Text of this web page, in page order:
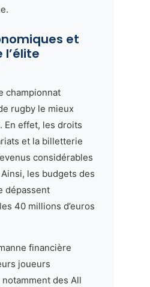
et
championnat
rugby le mieux
En effet, les droits
et la billetterie
considérables
les budgets des
dépassent
40 millions d’euros
financière
joueurs
des All